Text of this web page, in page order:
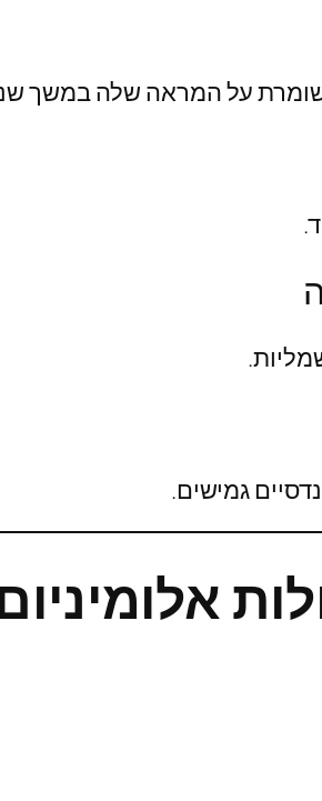
שומרת על המראה שלה במשך
גמישים.